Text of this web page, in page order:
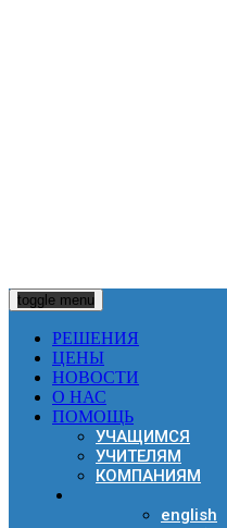
toggle menu
РЕШЕНИЯ
ЦЕНЫ
НОВОСТИ
О НАС
ПОМОЩЬ
УЧАЩИМСЯ
УЧИТЕЛЯМ
КОМПАНИЯМ
english